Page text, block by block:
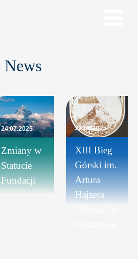
News
24.07.2025
Zmiany w
Statucie
Fundacji
22.05.2025
XIII Bieg
Górski im.
Artura
Hajzera